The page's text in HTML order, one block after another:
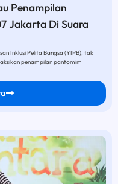
Penampilan
Jakarta Di Suara
Inklusi Pelita Bangsa (YIPB), tak
penampilan pantomim